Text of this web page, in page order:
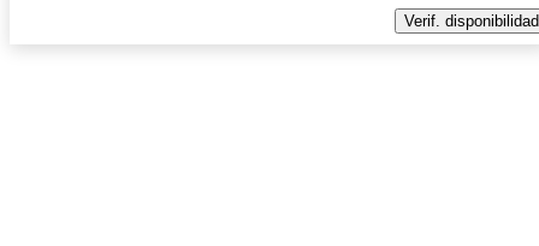
Verif. disponibilidad